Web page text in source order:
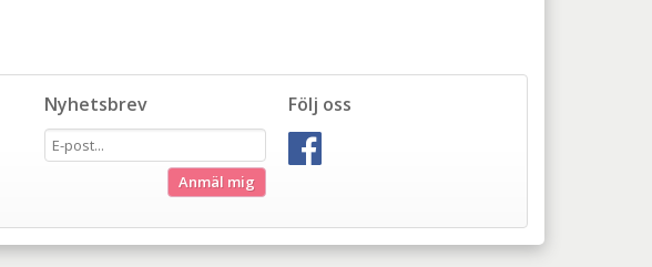
Följ oss
Nyhetsbrev
Anmäl mig